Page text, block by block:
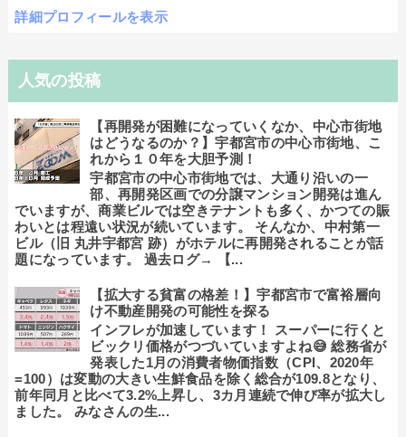
詳細プロフィールを表示
人気の投稿
【再開発が困難になっていくなか、中心市街地
はどうなるのか？】宇都宮市の中心市街地、こ
れから１０年を大胆予測！
宇都宮市の中心市街地では、大通り沿いの一
部、再開発区画での分譲マンション開発は進ん
でいますが、商業ビルでは空きテナントも多く、かつての賑
わいとは程遠い状況が続いています。 そんなか、中村第一
ビル（旧 丸井宇都宮 跡）がホテルに再開発されることが話
題になっています。 過去ログ→ 【...
【拡大する貧富の格差！】宇都宮市で富裕層向
け不動産開発の可能性を探る
インフレが加速しています！ スーパーに行くと
ビックリ価格がつづいていますよね😅 総務省が
発表した1月の消費者物価指数（CPI、2020年
=100）は変動の大きい生鮮食品を除く総合が109.8となり、
前年同月と比べて3.2%上昇し、3カ月連続で伸び率が拡大し
ました。 みなさんの生...